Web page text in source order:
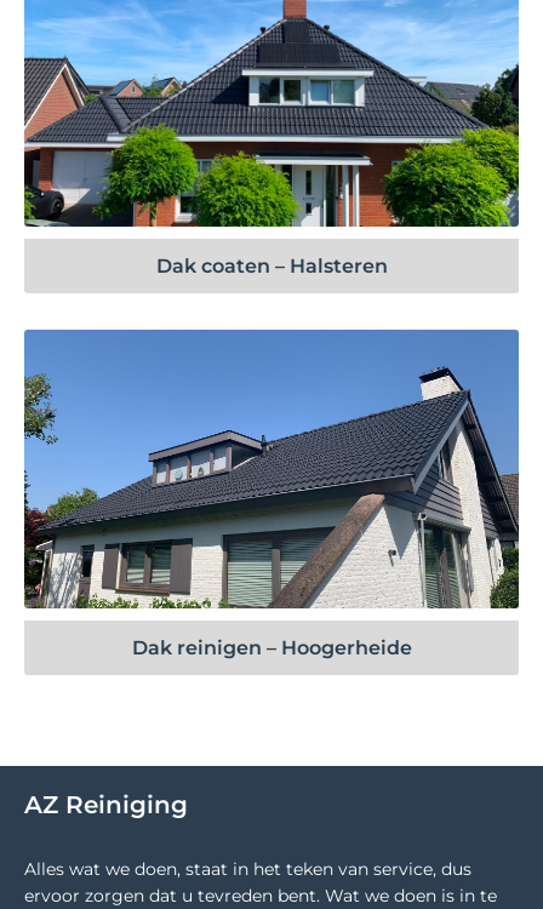
Bekijk project
Dak coaten – Halsteren
Bekijk project
Dak reinigen – Hoogerheide
AZ Reiniging
Alles wat we doen, staat in het teken van service, dus
ervoor zorgen dat u tevreden bent. Wat we doen is in te